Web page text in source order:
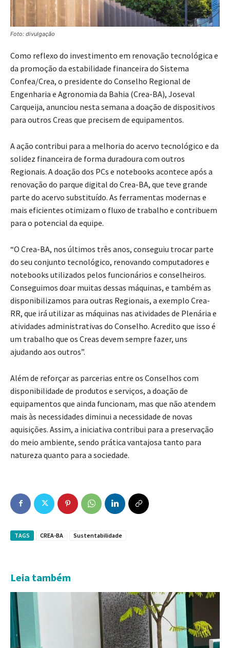
Foto: divulgação
Como reflexo do investimento em renovação tecnológica e
da promoção da estabilidade financeira do Sistema
Confea/Crea, o presidente do Conselho Regional de
Engenharia e Agronomia da Bahia (Crea-BA), Joseval
Carqueija, anunciou nesta semana a doação de dispositivos
para outros Creas que precisem de equipamentos.
A ação contribui para a melhoria do acervo tecnológico e da
solidez financeira de forma duradoura com outros
Regionais. A doação dos PCs e notebooks acontece após a
renovação do parque digital do Crea-BA, que teve grande
parte do acervo substituído. As ferramentas modernas e
mais eficientes otimizam o fluxo de trabalho e contribuem
para o potencial da equipe.
“O Crea-BA, nos últimos três anos, conseguiu trocar parte
do seu conjunto tecnológico, renovando computadores e
notebooks utilizados pelos funcionários e conselheiros.
Conseguimos doar muitas dessas máquinas, e também as
disponibilizamos para outras Regionais, a exemplo Crea-
RR, que irá utilizar as máquinas nas atividades de Plenária e
atividades administrativas do Conselho. Acredito que isso é
um trabalho que os Creas devem sempre fazer, uns
ajudando aos outros”.
Além de reforçar as parcerias entre os Conselhos com
disponibilidade de produtos e serviços, a doação de
equipamentos que ainda funcionam, mas que não atendem
mais às necessidades diminui a necessidade de novas
aquisições. Assim, a iniciativa contribui para a preservação
do meio ambiente, sendo prática vantajosa tanto para
natureza quanto para a sociedade.
TAGS CREA-BA Sustentabilidade
Leia também